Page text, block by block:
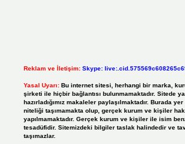
Reklam ve İletişim: Skype:
Yasal Uyarı: Bu internet sitesi, herhangi bir marka,
şirketi ile hiçbir bağlantısı bulunmamaktadır. Sitede
hazırladığımız makaleler paylaşılmaktadır. Burada
niteliği taşımamakta olup, gerçek kurum ve kişiler
yapılmamaktadır. Gerçek kurum ve kişiler ile isim
tesadüfidir. Sitemizdeki bilgiler taslak halindedir ve
taşımazlar.